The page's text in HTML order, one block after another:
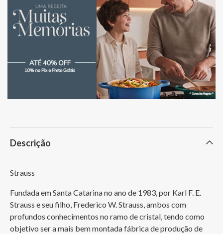
Linha Sommelier
Taça muito versátil para grandes vinhos do Velho e do Novo Mundo
à base de Cabernet Sauvignon ou outras uvas que geram vinhos de
enorme complexidade olfativa e alta carga de taninos.
Especialmente recomendada para os novos clássicos sul-
americanos: Malbec e Carménère. O grande bojo enaltece a
profundidade dos aromas e o formato e as bordas cortadas,
Descrição
Strauss
Fundada em Santa Catarina no ano de 1983, por Karl F. E.
Strauss e seu filho, Frederico W. Strauss, ambos com
profundos conhecimentos no ramo de cristal, tendo como
objetivo ser a mais bem montada fábrica de produção de